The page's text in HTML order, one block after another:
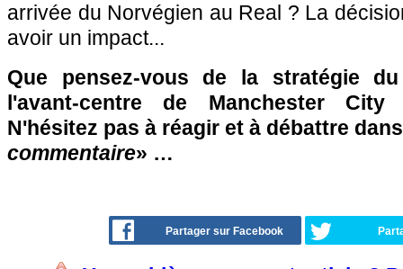
arrivée du Norvégien au Real ? La
avoir un impact...
Que pensez-vous de la stratégie
l'avant-centre de Manchester
N'hésitez pas à réagir et à débattre
commentaire» …
Partager sur Facebook